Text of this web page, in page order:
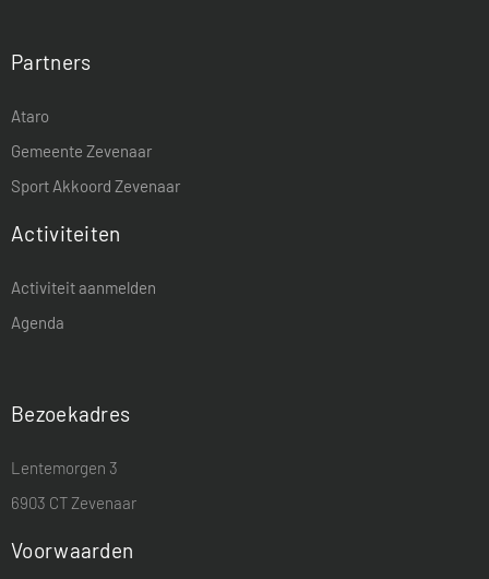
Partners
Ataro
Gemeente Zevenaar
Sport Akkoord Zevenaar
Activiteiten
Activiteit aanmelden
Agenda
Bezoekadres
Lentemorgen 3
6903 CT Zevenaar
Voorwaarden